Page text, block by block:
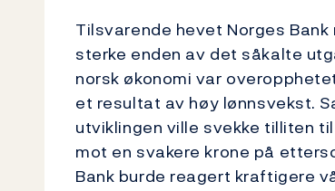
Tilsvarende hevet Norges
sterke enden av det såkalte
norsk økonomi var
et resultat av høy lønnsvekst.
utviklingen ville svekke tilliten
mot en svakere krone på
Bank burde reagert kraftigere